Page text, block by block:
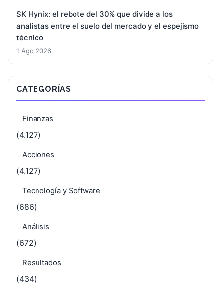
SK Hynix: el rebote del 30% que divide a los
analistas entre el suelo del mercado y el espejismo
técnico
1 Ago 2026
CATEGORÍAS
Finanzas
(4.127)
Acciones
(4.127)
Tecnología y Software
(686)
Análisis
(672)
Resultados
(434)